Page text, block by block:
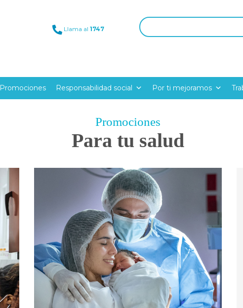
Llama al 1747
Promociones Responsabilidad social Por ti mejoramos
Promociones
Para tu salud